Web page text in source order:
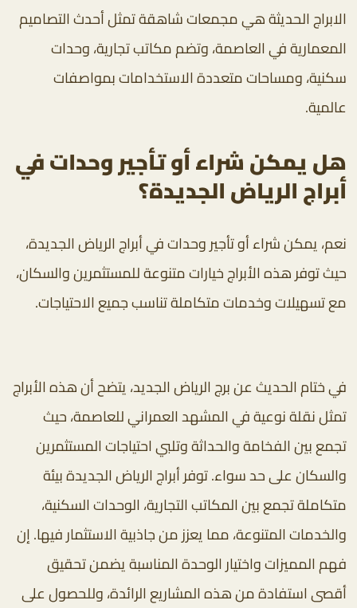
الابراج الحديثة هي مجمعات شاهقة تمثل أحدث التصاميم
المعمارية في العاصمة، وتضم مكاتب تجارية، وحدات
سكنية، ومساحات متعددة الاستخدامات بمواصفات
عالمية.
هل يمكن شراء أو تأجير وحدات في
أبراج الرياض الجديدة؟
نعم، يمكن شراء أو تأجير وحدات في أبراج الرياض الجديدة،
حيث توفر هذه الأبراج خيارات متنوعة للمستثمرين والسكان،
مع تسهيلات وخدمات متكاملة تناسب جميع الاحتياجات.
في ختام الحديث عن برج الرياض الجديد، يتضح أن هذه الأبراج
تمثل نقلة نوعية في المشهد العمراني للعاصمة، حيث
تجمع بين الفخامة والحداثة وتلبي احتياجات المستثمرين
والسكان على حد سواء. توفر أبراج الرياض الجديدة بيئة
متكاملة تجمع بين المكاتب التجارية، الوحدات السكنية،
والخدمات المتنوعة، مما يعزز من جاذبية الاستثمار فيها. إن
فهم المميزات واختيار الوحدة المناسبة يضمن تحقيق
أقصى استفادة من هذه المشاريع الرائدة، وللحصول على